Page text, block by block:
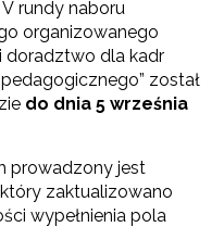
rundy naboru
organizowanego
doradztwo dla kadr
został
do dnia 5 września
prowadzony jest
zaktualizowano
wypełnienia pola